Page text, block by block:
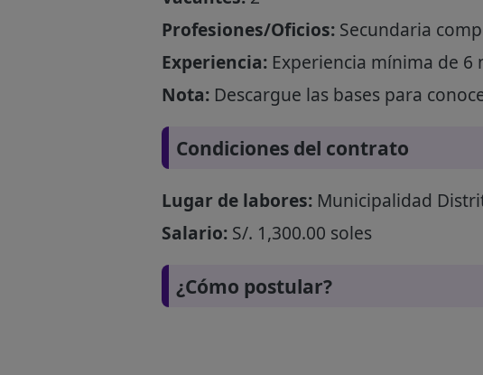
Profesiones/Oficios:Secundaria
Experiencia:Experiencia mínima de 6
Nota:Descargue las bases para
Condiciones del contrato
Lugar de labores:Municipalidad
Salario:S/. 1,300.00 soles
¿Cómo postular?